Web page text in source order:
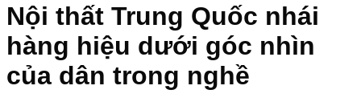
Nội thất Trung Quốc nhái
hàng hiệu dưới góc nhìn
của dân trong nghề